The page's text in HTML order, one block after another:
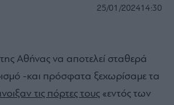
25/01/202414:30
Αθήνας να αποτελεί σταθερά
-και πρόσφατα ξεχωρίσαμε τα
τις πόρτες τους «εντός των